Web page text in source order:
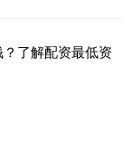
了解配资最低资